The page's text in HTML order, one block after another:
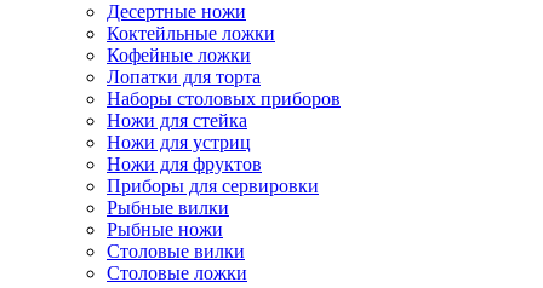
Десертные ножи
Коктейльные ложки
Кофейные ложки
Лопатки для торта
Наборы столовых приборов
Ножи для стейка
Ножи для устриц
Ножи для фруктов
Приборы для сервировки
Рыбные вилки
Рыбные ножи
Столовые вилки
Столовые ложки